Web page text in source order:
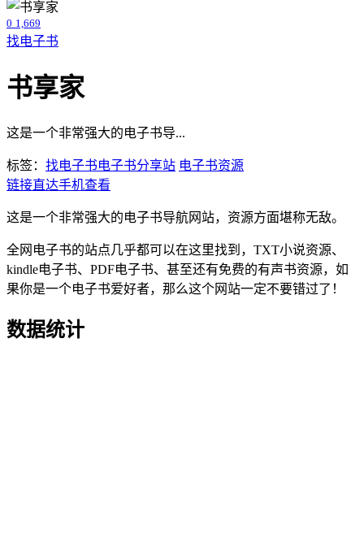
0 1,669
找电子书
书享家
这是一个非常强大的电子书导...
标签： 找电子书电子书分享站 电子书资源
链接直达手机查看
这是一个非常强大的电子书导航网站，资源方面堪称无敌。
全网电子书的站点几乎都可以在这里找到，TXT小说资源、
kindle电子书、PDF电子书、甚至还有免费的有声书资源，如
果你是一个电子书爱好者，那么这个网站一定不要错过了！
数据统计